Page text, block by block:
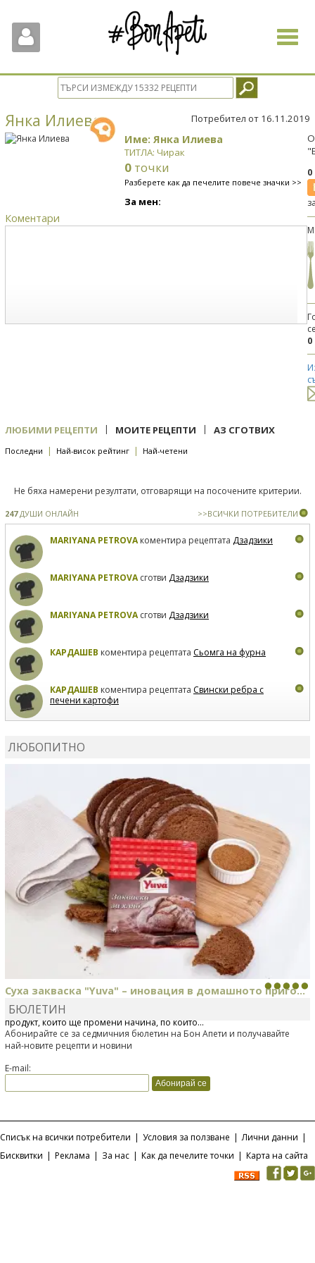
Toggle
Янка Илиева Потребител от 16.11.2019
Име: Янка Илиева
ТИТЛА: Чирак
0 точки
Разберете как да печелите повече значки >>
За мен:
Коментари
0
ЛЮБИМИ РЕЦЕПТИ | МОИТЕ РЕЦЕПТИ | АЗ СГОТВИХ
Последни | Най-висок рейтинг | Най-четени
Не бяха намерени резултати, отговарящи на посочените критерии.
247ДУШИ ОНЛАЙН >>ВСИЧКИ ПОТРЕБИТЕЛИ
MARIYANA PETROVAкоментира рецептата Дзадзики
MARIYANA PETROVAсготви Дзадзики
MARIYANA PETROVAсготви Дзадзики
КАРДАШЕВ коментира рецептата Сьомга на фурна
КАРДАШЕВ коментира рецептата Свински ребра с
печени картофи
ЛЮБОПИТНО
Суха закваска "Yuva" – иновация в домашното приго...
Отскоро Лесафр България стартира предлагането на изцяло нов
продукт, който ще промени начина, по който...
БЮЛЕТИН
Абонирайте се за седмичния бюлетин на Бон Апети и получавайте
най-новите рецепти и новини
E-mail:
Списък на всички потребители | Условия за ползване | Лични данни |
Бисквитки | Реклама | За нас | Как да печелите точки | Карта на сайта